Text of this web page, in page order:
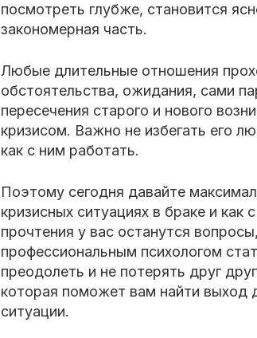
посмотреть глубже, становится
закономерная часть.
Любые длительные отношения
обстоятельства, ожидания, сами
пересечения старого и нового
кризисом. Важно не избегать его
как с ним работать.
Поэтому сегодня давайте
кризисных ситуациях в браке и как
прочтения у вас останутся
профессиональным психологом
преодолеть и не потерять друг
которая поможет вам найти выход
ситуации.